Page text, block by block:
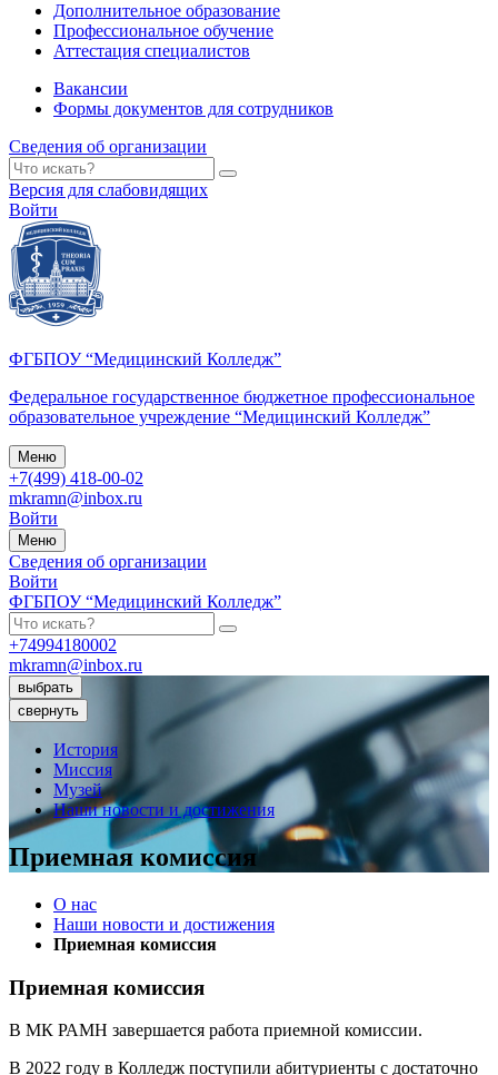
Дополнительное образование
Профессиональное обучение
Аттестация специалистов
Вакансии
Формы документов для сотрудников
Сведения об организации
Версия для слабовидящих
Войти
ФГБПОУ “Медицинский Колледж”
Федеральное государственное бюджетное профессиональное
образовательное учреждение “Медицинский Колледж”
Меню
+7(499) 418-00-02
mkramn@inbox.ru
Войти
Меню
Сведения об организации
Войти
ФГБПОУ “Медицинский Колледж”
+74994180002
mkramn@inbox.ru
выбрать
свернуть
История
Миссия
Музей
Наши новости и достижения
Приемная комиссия
О нас
Наши новости и достижения
Приемная комиссия
Приемная комиссия
В МК РАМН завершается работа приемной комиссии.
В 2022 году в Колледж поступили абитуриенты с достаточно